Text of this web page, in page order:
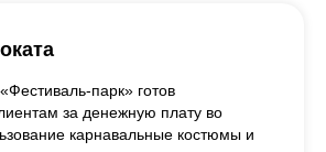
парк» готов
за денежную плату во
карнавальные костюмы и